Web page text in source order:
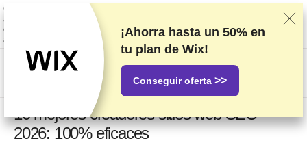
Clasificamos los servicios a partir de pruebas y análisis exhaustivos,
aunque también tenemos en cuenta tus opiniones y nuestros acuerdos
comerciales con los proveedores. Esta página contiene enlaces de
afiliados.
Información acerca de la publicidad
US$
10 mejores creadores sitios web SEO
2026: 100% eficaces
¡Ahorra hasta un 50% en
tu plan de Wix!
Conseguir oferta >>